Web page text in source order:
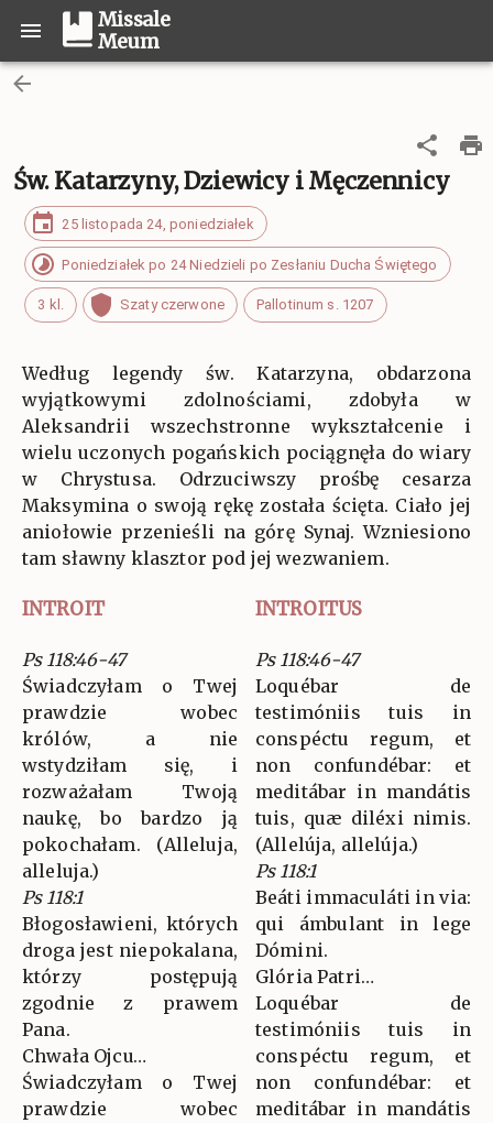
Missale
Meum
Św. Katarzyny, Dziewicy i Męczennicy
25 listopada 24, poniedziałek
Poniedziałek po 24 Niedzieli po Zesłaniu Ducha Świętego
3 kl. Szaty czerwone Pallotinum s. 1207
Według legendy św. Katarzyna, obdarzona
wyjątkowymi zdolnościami, zdobyła w
Aleksandrii wszechstronne wykształcenie i
wielu uczonych pogańskich pociągnęła do wiary
w Chrystusa. Odrzuciwszy prośbę cesarza
Maksymina o swoją rękę została ścięta. Ciało jej
aniołowie przenieśli na górę Synaj. Wzniesiono
tam sławny klasztor pod jej wezwaniem.
INTROIT INTROITUS
Ps 118:46-47
Świadczyłam o Twej
prawdzie wobec
królów, a nie
wstydziłam się, i
rozważałam Twoją
naukę, bo bardzo ją
pokochałam. (Alleluja,
alleluja.)
Ps 118:1
Błogosławieni, których
droga jest niepokalana,
którzy postępują
zgodnie z prawem
Pana.
Chwała Ojcu…
Świadczyłam o Twej
prawdzie wobec
Ps 118:46-47
Loquébar de
testimóniis tuis in
conspéctu regum, et
non confundébar: et
meditábar in mandátis
tuis, quæ diléxi nimis.
(Allelúja, allelúja.)
Ps 118:1
Beáti immaculáti in via:
qui ámbulant in lege
Dómini.
Glória Patri…
Loquébar de
testimóniis tuis in
conspéctu regum, et
non confundébar: et
meditábar in mandátis